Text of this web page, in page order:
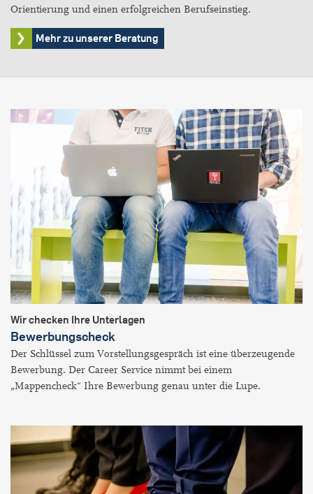
Orientierung und einen erfolgreichen Berufseinstieg.
Mehr zu unserer Beratung
Wir checken Ihre Unterlagen
Bewerbungscheck
Der Schlüssel zum Vorstellungsgespräch ist eine überzeugende
Bewerbung. Der Career Service nimmt bei einem
„Mappencheck“ Ihre Bewerbung genau unter die Lupe.